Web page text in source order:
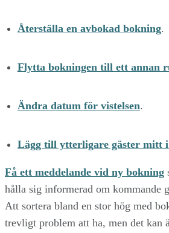
Återställa en avbokad bokning.
Flytta bokningen till ett annan
Ändra datum för vistelsen.
Lägg till ytterligare gäster mitt i
Få ett meddelande vid ny bokning
hålla sig informerad om kommande
Att sortera bland en stor hög med
trevligt problem att ha, men det kan